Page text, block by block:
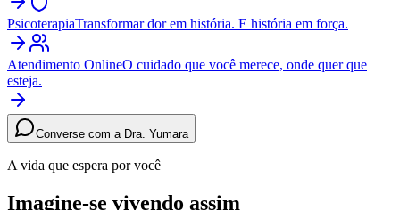
PsicoterapiaTransformar dor em história. E história em força.
Atendimento OnlineO cuidado que você merece, onde quer que
esteja.
Converse com a Dra. Yumara
A vida que espera por você
Imagine-se vivendo assim